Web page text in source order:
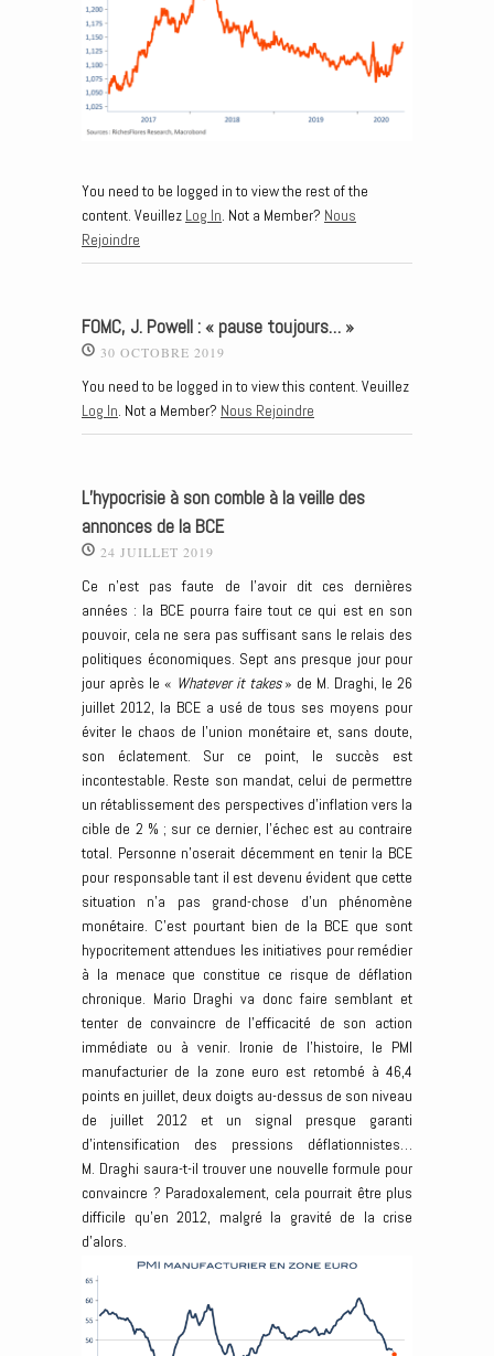
You need to be logged in to view the rest of the
content. Veuillez Log In. Not a Member? Nous
Rejoindre
FOMC, J. Powell : « pause toujours… »
30 OCTOBRE 2019
You need to be logged in to view this content. Veuillez
Log In. Not a Member? Nous Rejoindre
L’hypocrisie à son comble à la veille des
annonces de la BCE
24 JUILLET 2019
Ce n’est pas faute de l’avoir dit ces dernières
années : la BCE pourra faire tout ce qui est en son
pouvoir, cela ne sera pas suffisant sans le relais des
politiques économiques. Sept ans presque jour pour
jour après le « Whatever it takes» de M. Draghi, le 26
juillet 2012, la BCE a usé de tous ses moyens pour
éviter le chaos de l’union monétaire et, sans doute,
son éclatement. Sur ce point, le succès est
incontestable. Reste son mandat, celui de permettre
un rétablissement des perspectives d’inflation vers la
cible de 2 % ; sur ce dernier, l’échec est au contraire
total. Personne n’oserait décemment en tenir la BCE
pour responsable tant il est devenu évident que cette
situation n’a pas grand-chose d’un phénomène
monétaire. C’est pourtant bien de la BCE que sont
hypocritement attendues les initiatives pour remédier
à la menace que constitue ce risque de déflation
chronique. Mario Draghi va donc faire semblant et
tenter de convaincre de l’efficacité de son action
immédiate ou à venir. Ironie de l’histoire, le PMI
manufacturier de la zone euro est retombé à 46,4
points en juillet, deux doigts au-dessus de son niveau
de juillet 2012 et un signal presque garanti
d’intensification des pressions déflationnistes…
M. Draghi saura-t-il trouver une nouvelle formule pour
convaincre ? Paradoxalement, cela pourrait être plus
difficile qu’en 2012, malgré la gravité de la crise
d’alors.